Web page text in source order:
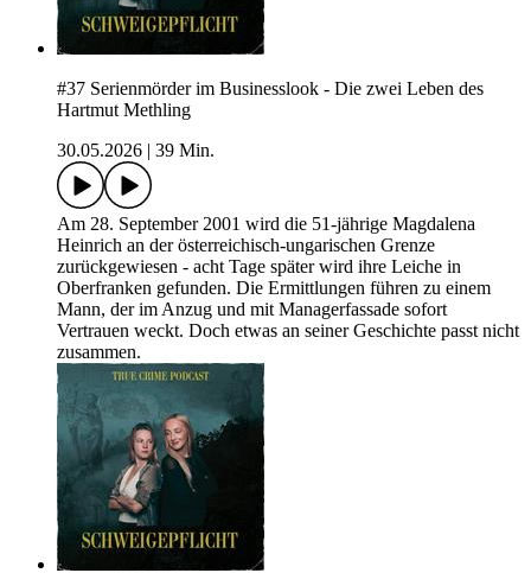
#37 Serienmörder im Businesslook - Die zwei Leben des
Hartmut Methling
30.05.2026
39 Min.
Am 28. September 2001 wird die 51-jährige Magdalena
Heinrich an der österreichisch-ungarischen Grenze
zurückgewiesen - acht Tage später wird ihre Leiche in
Oberfranken gefunden. Die Ermittlungen führen zu einem
Mann, der im Anzug und mit Managerfassade sofort
Vertrauen weckt. Doch etwas an seiner Geschichte passt nicht
zusammen.